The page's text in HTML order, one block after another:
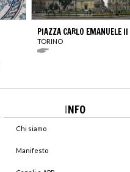
PIAZZA CARLO EMANUELE II
TORINO
INFO
Chi siamo
Manifesto